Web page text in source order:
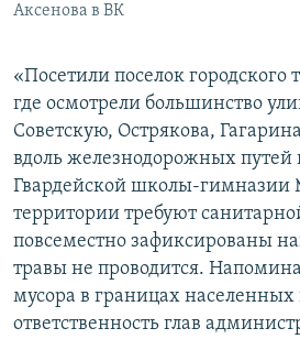
Аксенова в ВК
«Посетили поселок городского
где осмотрели большинство
Советскую, Острякова,
вдоль железнодорожных путей
Гвардейской школы-гимназии
территории требуют
повсеместно зафиксированы
травы не проводится.
мусора в границах населенных
ответственность глав